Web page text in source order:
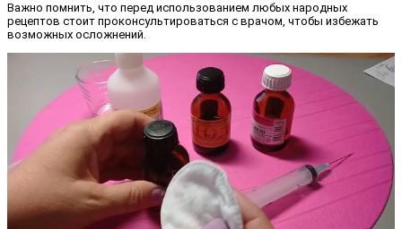
Важно помнить, что перед использованием любых народных
рецептов стоит проконсультироваться с врачом, чтобы избежать
возможных осложнений.